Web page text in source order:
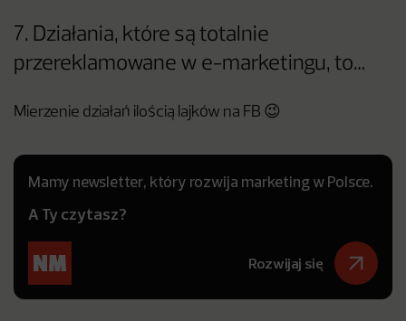
7. Działania, które są totalnie
przereklamowane w e-marketingu, to…
Mierzenie działań ilością lajków na FB 😉
Mamy newsletter, który rozwija marketing w Polsce.
A Ty czytasz?
Rozwijaj się